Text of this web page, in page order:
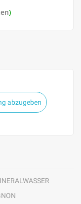
)
abzugeben